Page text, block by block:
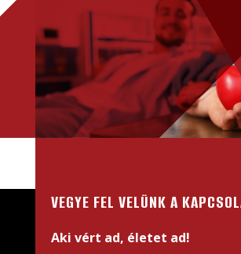
VEGYE FEL VELÜNK A
Aki vért ad, életet ad!